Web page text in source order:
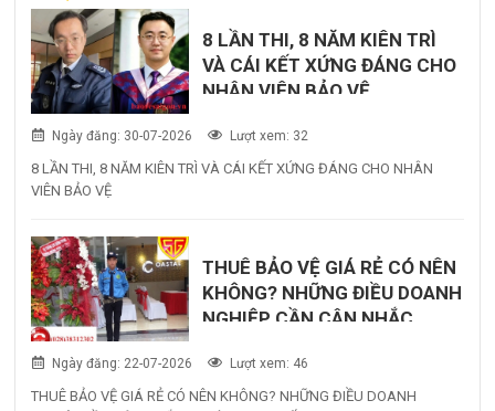
8 LẦN THI, 8 NĂM KIÊN TRÌ
VÀ CÁI KẾT XỨNG ĐÁNG CHO
NHÂN VIÊN BẢO VỆ
Ngày đăng: 30-07-2026 Lượt xem: 32
8 LẦN THI, 8 NĂM KIÊN TRÌ VÀ CÁI KẾT XỨNG ĐÁNG CHO NHÂN
VIÊN BẢO VỆ
THUÊ BẢO VỆ GIÁ RẺ CÓ NÊN
KHÔNG? NHỮNG ĐIỀU DOANH
NGHIỆP CẦN CÂN NHẮC
Ngày đăng: 22-07-2026 Lượt xem: 46
THUÊ BẢO VỆ GIÁ RẺ CÓ NÊN KHÔNG? NHỮNG ĐIỀU DOANH